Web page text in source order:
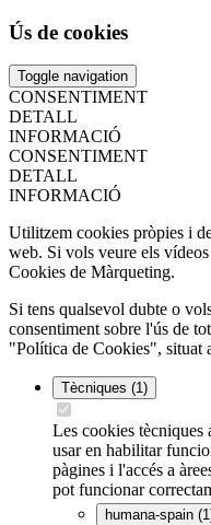
Ús de cookies
Toggle navigation
CONSENTIMENT
DETALL
INFORMACIÓ
CONSENTIMENT
DETALL
INFORMACIÓ
Utilitzem cookies pròpies i
web. Si vols veure els
Cookies de Màrqueting.
Si tens qualsevol dubte o
consentiment sobre l'ús de
"Política de Cookies", situat
Tècniques (1)
Les cookies
usar en habilitar
pàgines i l'accés a
pot funcionar
humana-spain